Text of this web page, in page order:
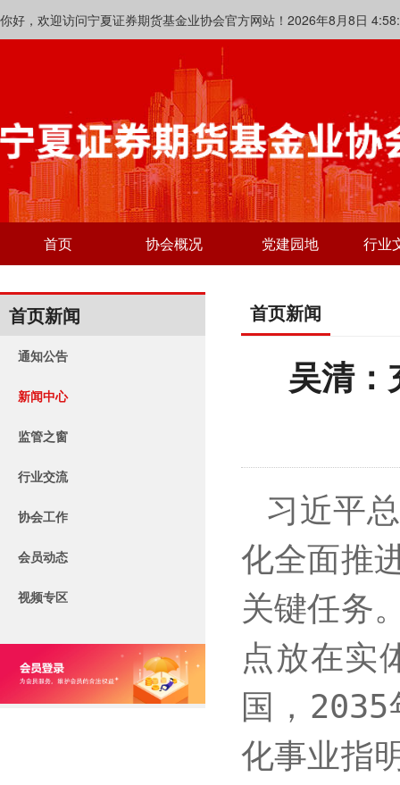
你好，欢迎访问宁夏证券期货基金业协会官方网站！2026年8月8日
首页 协会概况 党建园地 行业
首页新闻
通知公告
新闻中心
监管之窗
行业交流
协会工作
会员动态
视频专区
首页新闻
吴清：
习近平
化全面推
关键任务
点放在实
国，2035
化事业指